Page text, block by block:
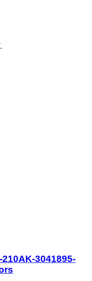
3041895-